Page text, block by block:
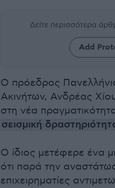
Δείτε περισσότερα
Add
Ο πρόεδρος
Ακινήτων, Ανδρέας
στη νέα
σεισμική
Ο ίδιος μετέφερε ένα
ότι παρά την
επιχειρηματίες